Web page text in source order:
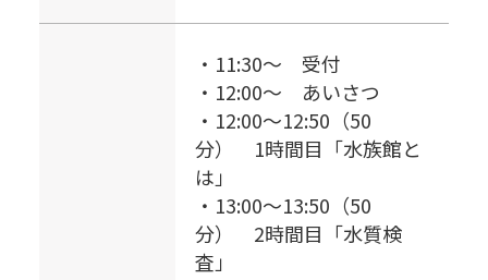
・11:30～ 受付
・12:00～ あいさつ
・12:00～12:50（50
分） 1時間目「水族館と
は」
・13:00～13:50（50
分） 2時間目「水質検
査」